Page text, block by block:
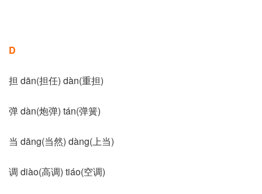
D
担 dān(担任) dàn(重担)
弹 dàn(炮弹) tán(弹簧)
当 dāng(当然) dàng(上当)
调 diào(高调) tiáo(空调)